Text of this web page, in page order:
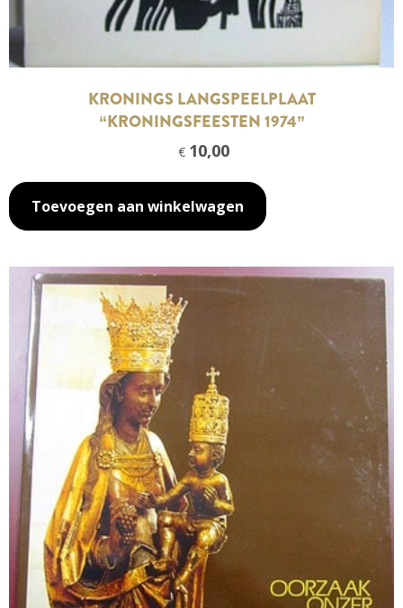
KRONINGS LANGSPEELPLAAT
“KRONINGSFEESTEN 1974”
€ 10,00
Toevoegen aan winkelwagen